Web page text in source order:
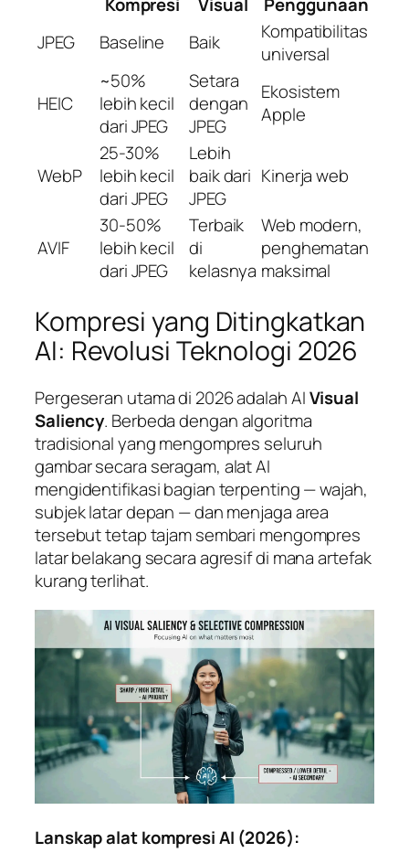
JPEG
Baseline Baik
Kompatibilitas
universal
HEIC
~50%
lebih kecil
dari JPEG
Setara
dengan
JPEG
Ekosistem
Apple
WebP
25-30%
lebih kecil
dari JPEG
Lebih
baik dari
JPEG
Kinerja web
AVIF
30-50%
lebih kecil
dari JPEG
Terbaik
di
kelasnya
Web modern,
penghematan
maksimal
Kompresi yang Ditingkatkan
AI: Revolusi Teknologi 2026
Pergeseran utama di 2026 adalah AIVisual
Saliency. Berbeda dengan algoritma
tradisional yang mengompres seluruh
gambar secara seragam, alat AI
mengidentifikasi bagian terpenting — wajah,
subjek latar depan — dan menjaga area
tersebut tetap tajam sembari mengompres
latar belakang secara agresif di mana artefak
kurang terlihat.
Lanskap alat kompresi AI (2026):